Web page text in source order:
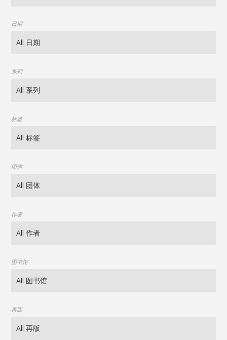
日期
系列
标签
团体
作者
图书馆
再版